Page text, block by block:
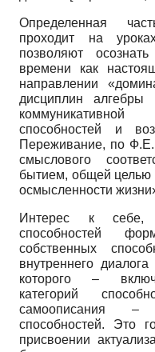
Определенная
проходит на
позволяют
времени как
направлении
дисциплин алгебры
способностей и
Переживание, по Ф.Е.
смыслового
бытием, общей целью
осмысленности
Интерес к себе,
способностей
собственных
внутреннего
которого –
категорий
самоописания –
способностей. Это
присвоении